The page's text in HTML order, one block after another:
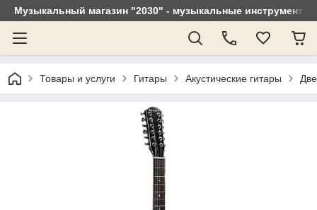
Музыкальный магазин "2030" - музыкальные
Товары и услуги Гитары Акустические гитары